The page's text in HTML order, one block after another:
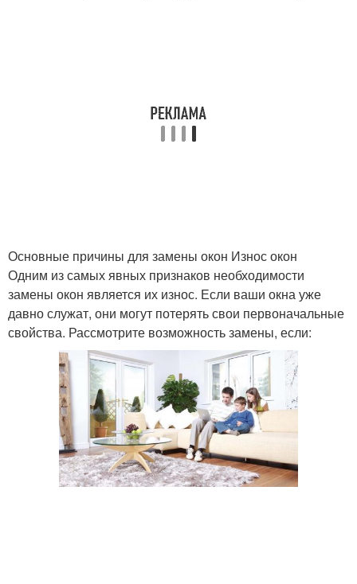
Основные причины для замены окон Износ окон
Одним из самых явных признаков необходимости
замены окон является их износ. Если ваши окна уже
давно служат, они могут потерять свои первоначальные
свойства. Рассмотрите возможность замены, если: